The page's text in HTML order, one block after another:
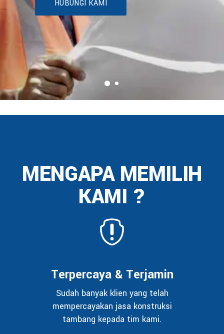
HUBUNGI KAMI
MENGAPA MEMILIH
KAMI ?
Terpercaya & Terjamin
Sudah banyak klien yang telah
mempercayakan jasa konstruksi
tambang kepada tim kami.